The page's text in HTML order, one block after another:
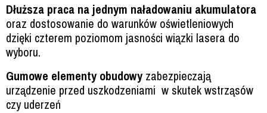
Dłuższa praca na jednym naładowaniu akumulatora
oraz dostosowanie do warunków oświetleniowych
dzięki czterem poziomom jasności wiązki lasera do
wyboru.
Gumowe elementy obudowy zabezpieczają
urządzenie przed uszkodzeniami w skutek wstrząsów
czy uderzeń